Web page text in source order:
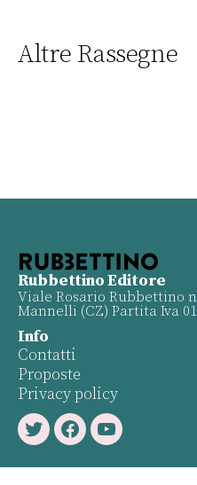
Altre Rassegne
Rubbettino Editore
Viale Rosario Rubbettino
Mannelli (CZ) Partita Iva
Info
Contatti
Proposte
Privacy policy
TwitterFacebookYoutube